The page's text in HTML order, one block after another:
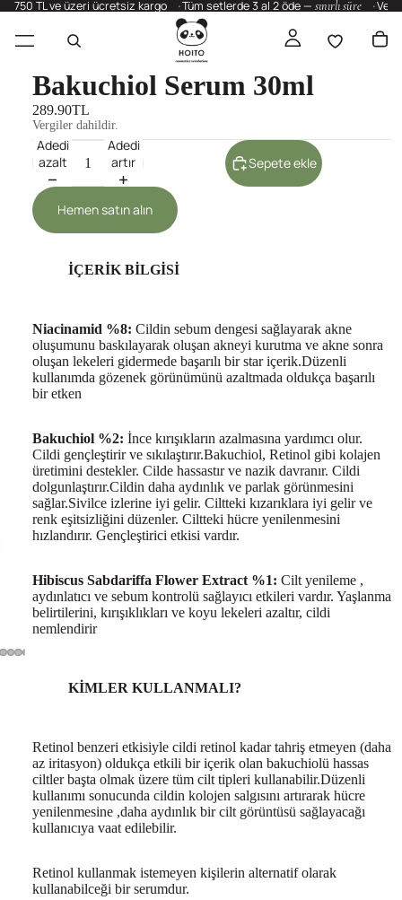
750 TL ve üzeri ücretsiz kargo Tüm setlerde 3 al 2 öde —sınırlı süre
Bakuchiol Serum 30ml
289.90TL
Vergiler dahildir.
Adedi
azalt
Adedi
artır
Sepete ekle
Hemen satın alın
İÇERİK BİLGİSİ
Niacinamid %8: Cildin sebum dengesi sağlayarak akne
oluşumunu baskılayarak oluşan akneyi kurutma ve akne sonra
oluşan lekeleri gidermede başarılı bir star içerik.Düzenli
kullanımda gözenek görünümünü azaltmada oldukça başarılı
bir etken
Bakuchiol %2: İnce kırışıkların azalmasına yardımcı olur.
Cildi gençleştirir ve sıkılaştırır.Bakuchiol, Retinol gibi kolajen
üretimini destekler. Cilde hassastır ve nazik davranır. Cildi
dolgunlaştırır.Cildin daha aydınlık ve parlak görünmesini
sağlar.Sivilce izlerine iyi gelir. Ciltteki kızarıklara iyi gelir ve
renk eşitsizliğini düzenler. Ciltteki hücre yenilenmesini
hızlandırır. Gençleştirici etkisi vardır.
Hibiscus Sabdariffa Flower Extract %1: Cilt yenileme ,
aydınlatıcı ve sebum kontrolü sağlayıcı etkileri vardır. Yaşlanma
belirtilerini, kırışıklıkları ve koyu lekeleri azaltır, cildi
nemlendirir
KİMLER KULLANMALI?
Retinol benzeri etkisiyle cildi retinol kadar tahriş etmeyen (daha
az iritasyon) oldukça etkili bir içerik olan bakuchiolü hassas
ciltler başta olmak üzere tüm cilt tipleri kullanabilir.Düzenli
kullanımı sonucunda cildin kolojen salgısını artırarak hücre
yenilenmesine ,daha aydınlık bir cilt görüntüsü sağlayacağı
kullanıcıya vaat edilebilir.
Retinol kullanmak istemeyen kişilerin alternatif olarak
kullanabilceği bir serumdur.